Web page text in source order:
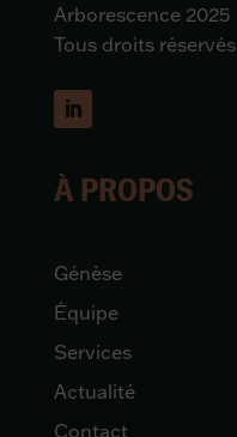
Arborescence 2025
Tous droits réservés
À PROPOS
Génèse
Équipe
Services
Actualité
Contact